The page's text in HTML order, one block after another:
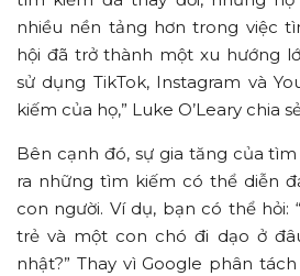
nhiều nền tảng hơn trong việc
hội đã trở thành một xu hướng
sử dụng TikTok, Instagram và
kiếm của họ,” Luke O’Leary chia
Bên cạnh đó, sự gia tăng của
ra những tìm kiếm có thể diễn
con người. Ví dụ, bạn có thể hỏi:
trẻ và một con chó đi dạo ở
nhật?” Thay vì Google phân